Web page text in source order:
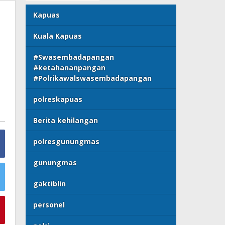
Kapuas
Kuala Kapuas
#Swasembadapangan
#ketahananpangan
#Polrikawalswasembadapangan
polreskapuas
Berita kehilangan
polresgunungmas
gunungmas
gaktiblin
personel